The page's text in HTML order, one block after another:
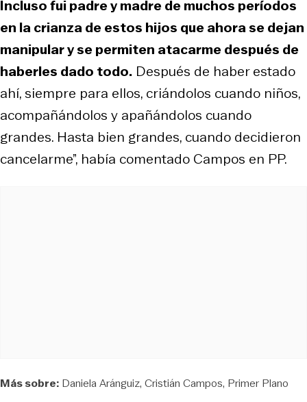
Incluso fui padre y madre de muchos períodos
en la crianza de estos hijos que ahora se dejan
manipular y se permiten atacarme después de
haberles dado todo. Después de haber estado
ahí, siempre para ellos, criándolos cuando niños,
acompañándolos y apañándolos cuando
grandes. Hasta bien grandes, cuando decidieron
cancelarme”, había comentado Campos en PP.
Más sobre: Daniela Aránguiz Cristián Campos Primer Plano